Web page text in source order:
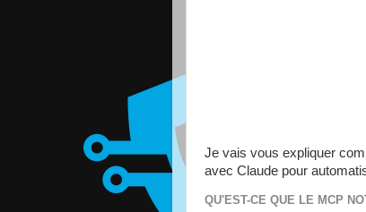
Je vais vous expliquer
avec Claude pour
QU'EST-CE QUE LE MCP